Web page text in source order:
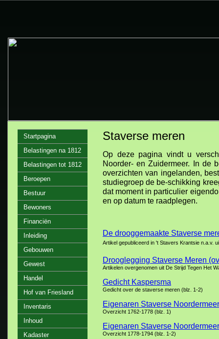
Startpagina
Belastingen na 1812
Belastingen tot 1812
Beroepen
Bestuur
Bewoners
Financiën
Inleiding
Gebouwen
Gewest
Handel
Hof van Friesland
Inventaris
Inhoud
Kadaster
Staverse meren
Op deze pagina vindt u
Noorder- en Zuidermeer. In de
overzichten van ingelanden,
studiegroep de be-schikking
dat moment in particulier
en op datum te raadplegen.
De drooggemaakte Staverse
Artikel gepubliceerd in 't Stavers Krantsie n.a.v.
Drooglegging Staverse Meren
Artikelen overgenomen uit De Strijd Tegen Het
Gedicht Kaspersma
Gedicht over de staverse meren (blz. 1-2)
Eigenaren Staverse Noordermeer
Overzicht 1762-1778 (blz. 1)
Eigenaren Staverse Noordermeer
Overzicht 1778-1794 (blz. 1-2)